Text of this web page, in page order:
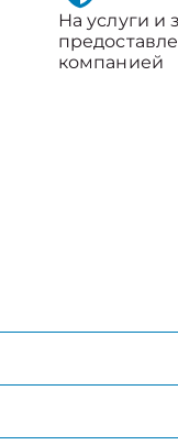
На услуги и
компанией